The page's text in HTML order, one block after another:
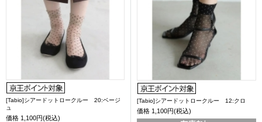
[Tabio]シアードットロークルー 20:ベージ
ュ
価格 1,100円(税込)
[Tabio]シアードットロークルー 12:クロ
価格 1,100円(税込)